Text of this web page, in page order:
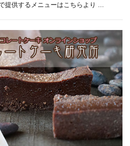
提供するメニューはこちらより ...